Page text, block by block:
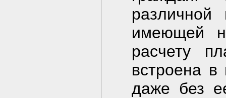
имеющей
расчету
встроена
даже без